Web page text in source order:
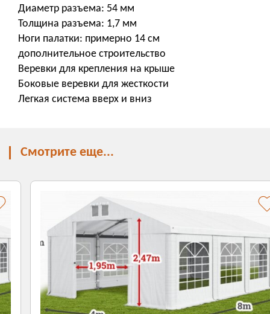
Диаметр разъема: 54 мм
Толщина разъема: 1,7 мм
Ноги палатки: примерно 14 см
дополнительное строительство
Веревки для крепления на крыше
Боковые веревки для жесткости
Легкая система вверх и вниз
Смотрите еще...